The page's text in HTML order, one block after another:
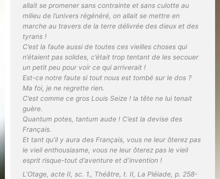
allait se promener sans contrainte et sans culotte au
milieu de l’univers régénéré, on allait se mettre en
marche au travers de la terre délivrée des dieux et des
tyrans !
C’est la faute aussi de toutes ces vieilles choses qui
n’étaient pas solides, c’était trop tentant de les secouer
un petit peu pour voir ce qui arriverait !
Est-ce notre faute si tout nous est tombé sur le dos ?
Ma foi, je ne regrette rien.
C’est comme ce gros Louis Seize ! la tête ne lui tenait
guère.
Quantum potes, tantum aude !C’est la devise des
Français.
Et tant qu’il y aura des Français, vous ne leur ôterez pas
le vieil enthousiasme, vous ne leur ôterez pas le vieil
esprit risque-tout d’aventure et d’invention !
L’Otage, acte II, sc. 1., Théâtre, t. II, La Pléiade, p. 258-